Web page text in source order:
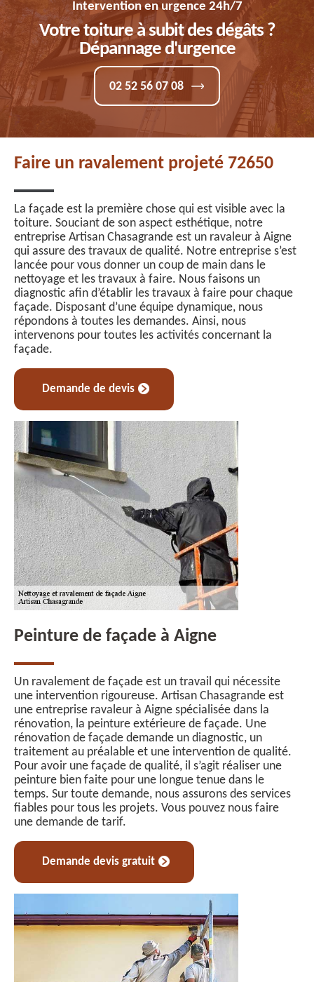
Intervention en urgence 24h/7
Votre toiture à subit des dégâts ?
Dépannage d'urgence
02 52 56 07 08
Faire un ravalement projeté 72650
La façade est la première chose qui est visible avec la
toiture. Souciant de son aspect esthétique, notre
entreprise Artisan Chasagrande est un ravaleur à Aigne
qui assure des travaux de qualité. Notre entreprise s’est
lancée pour vous donner un coup de main dans le
nettoyage et les travaux à faire. Nous faisons un
diagnostic afin d’établir les travaux à faire pour chaque
façade. Disposant d’une équipe dynamique, nous
répondons à toutes les demandes. Ainsi, nous
intervenons pour toutes les activités concernant la
façade.
Demande de devis
Peinture de façade à Aigne
Un ravalement de façade est un travail qui nécessite
une intervention rigoureuse. Artisan Chasagrande est
une entreprise ravaleur à Aigne spécialisée dans la
rénovation, la peinture extérieure de façade. Une
rénovation de façade demande un diagnostic, un
traitement au préalable et une intervention de qualité.
Pour avoir une façade de qualité, il s’agit réaliser une
peinture bien faite pour une longue tenue dans le
temps. Sur toute demande, nous assurons des services
fiables pour tous les projets. Vous pouvez nous faire
une demande de tarif.
Demande devis gratuit